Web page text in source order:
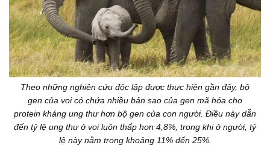
Theo những nghiên cứu độc lập được thực hiện gần đây, bộ
gen của voi có chứa nhiều bản sao của gen mã hóa cho
protein kháng ung thư hơn bộ gen của con người. Điều này dẫn
đến tỷ lệ ung thư ở voi luôn thấp hơn 4,8%, trong khi ở người, tỷ
lệ này nằm trong khoảng 11% đến 25%.